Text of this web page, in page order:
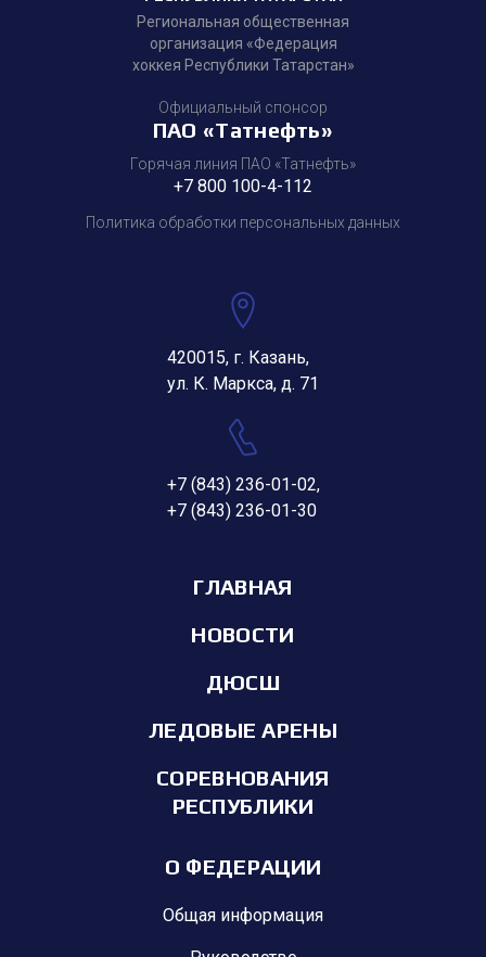
Региональная общественная
организация «Федерация
хоккея Республики Татарстан»
Официальный спонсор
ПАО «Татнефть»
Горячая линия ПАО «Татнефть»
+7 800 100-4-112
Политика обработки персональных данных
420015, г. Казань,
ул. К. Маркса, д. 71
+7 (843) 236-01-02,
+7 (843) 236-01-30
ГЛАВНАЯ
НОВОСТИ
ДЮСШ
ЛЕДОВЫЕ АРЕНЫ
СОРЕВНОВАНИЯ
РЕСПУБЛИКИ
О ФЕДЕРАЦИИ
Общая информация